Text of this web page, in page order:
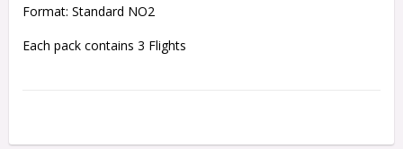
Format: Standard NO2
Each pack contains 3 Flights